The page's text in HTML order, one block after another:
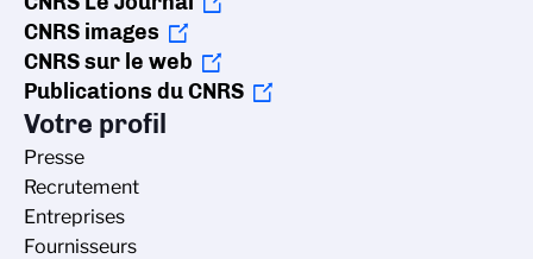
CNRS images
CNRS sur le web
Publications du CNRS
Votre profil
Presse
Recrutement
Entreprises
Fournisseurs